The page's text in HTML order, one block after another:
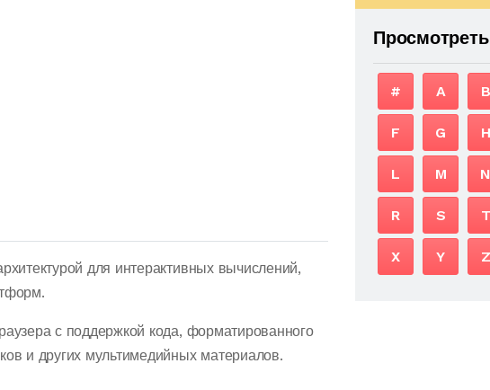
для интерактивных вычислений,
с поддержкой кода, форматированного
и других мультимедийных материалов.
# A B
F G H
L M N
R S T
X Y Z